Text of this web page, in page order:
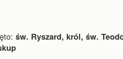
św. Ryszard, król, św.